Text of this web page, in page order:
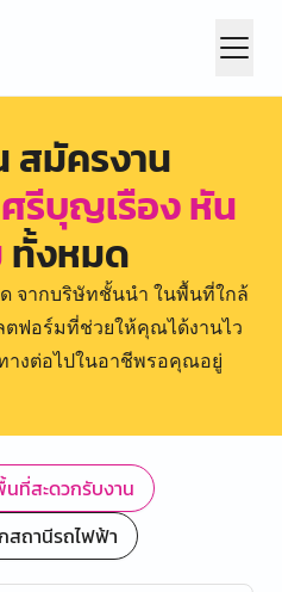
สมัครงาน
รีบุญเรือง หัน
ทั้งหมด
จากบริษัทชั้นนำ ในพื้นที่ใกล้
ฟอร์มที่ช่วยให้คุณได้งานไว
างต่อไปในอาชีพรอคุณอยู่
ที่สะดวกรับงาน
สถานีรถไฟฟ้า